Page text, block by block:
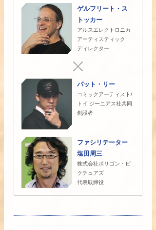
ゲルフリート・ス
トッカー
アルスエレクトロニカ
アーティスティック
ディレクター
パット・リー
コミックアーティスト/
トイ ジーニアス社共同
創設者
ファシリテーター
塩田周三
株式会社ポリゴン・ピ
クチュアズ
代表取締役